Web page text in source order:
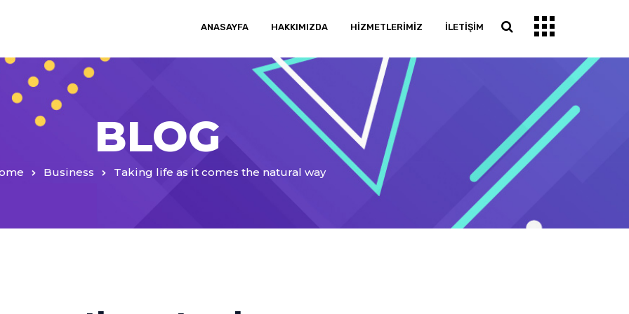
ANASAYFA HAKKIMIZDA HIZMETLERIMIZ İLETIŞIM
BLOG
Business Taking life as it comes the natural way